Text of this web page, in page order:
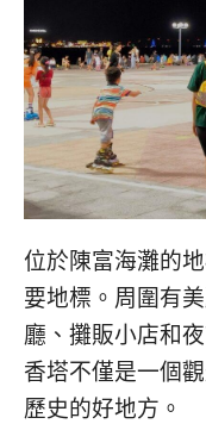
位於陳富海灘的
要地標。周圍有
廳、攤販小店和
香塔不僅是一個
歷史的好地方。